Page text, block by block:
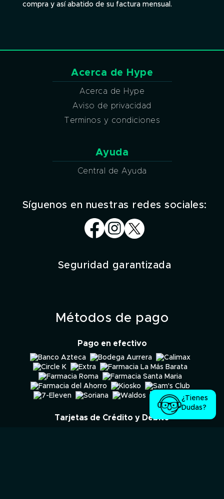
compra y así abatido de su factura mensual.
Acerca de Hype
Acerca de Hype
Aviso de privacidad
Terminos y condiciones
Ayuda
Central de Ayuda
Síguenos en nuestras redes sociales:
Seguridad garantizada
Métodos de pago
Pago en efectivo
Tarjetas de Crédito y Débito
¿Tienes
Dudas?